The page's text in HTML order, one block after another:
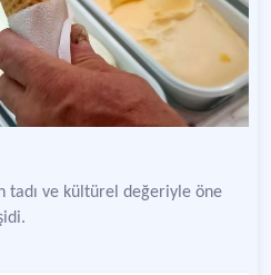
tadı ve kültürel değeriyle öne